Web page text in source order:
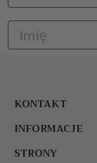
KONTAKT
INFORMACJE
STRONY